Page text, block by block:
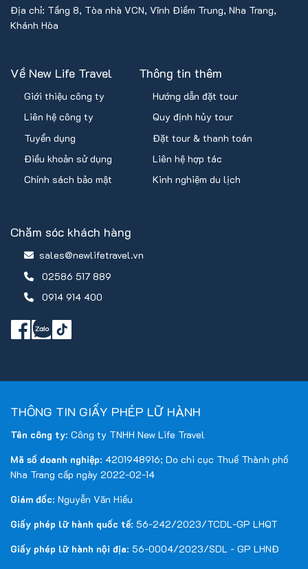
Địa chỉ: Tầng 8, Tòa nhà VCN, Vĩnh Điềm Trung, Nha Trang,
Khánh Hòa
Về New Life Travel
Giới thiệu công ty
Liên hệ công ty
Tuyển dụng
Điều khoản sử dụng
Chính sách bảo mật
Thông tin thêm
Hướng dẫn đặt tour
Quy định hủy tour
Đặt tour & thanh toán
Liên hệ hợp tác
Kinh nghiệm du lịch
Chăm sóc khách hàng
sales@newlifetravel.vn
02586 517 889
0914 914 400
THÔNG TIN GIẤY PHÉP LỮ HÀNH
Tên công ty: Công ty TNHH New Life Travel
Mã số doanh nghiệp: 4201948916; Do chi cục Thuế Thành phố
Nha Trang cấp ngày 2022-02-14
Giám đốc: Nguyễn Văn Hiếu
Giấy phép lữ hành quốc tế: 56-242/2023/TCDL-GP LHQT
Giấy phép lữ hành nội địa: 56-0004/2023/SDL - GP LHNĐ